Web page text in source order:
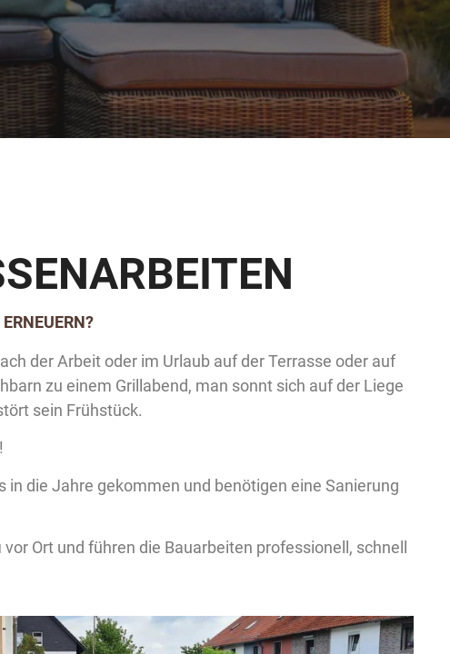
der Arbeit oder im Urlaub auf der Terrasse oder auf
zu einem Grillabend, man sonnt sich auf der Liege
sein Frühstück.
in die Jahre gekommen und benötigen eine Sanierung
Ort und führen die Bauarbeiten professionell, schnell